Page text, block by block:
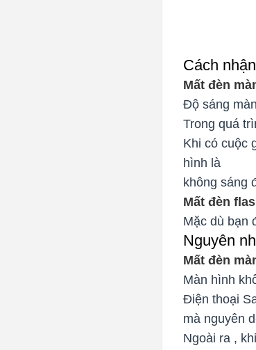
Cách
Mất đèn
Độ sáng
Trong quá
Khi có cuộc
hình là
không sáng
Mất đèn
Mặc dù bạn
Nguyên
Mất đèn
Màn hình
Điện thoại
mà nguyên
Ngoài ra ,